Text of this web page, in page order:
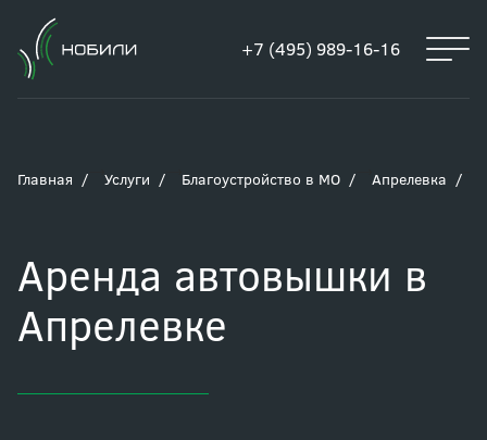
+7 (495) 989-16-16
Главная Услуги Благоустройство в МО Апрелевка
Аренда автовышки в
Апрелевке